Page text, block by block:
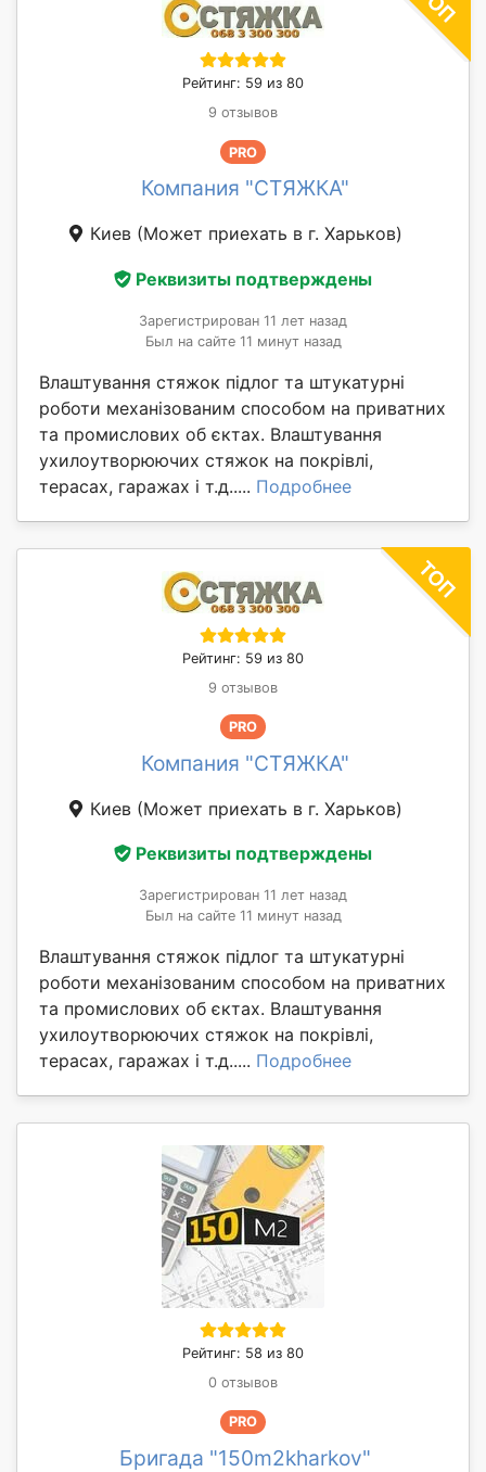
Рейтинг: 59 из 80
9 отзывов
PRO
Компания "СТЯЖКА"
Киев (Может приехать в г. Харьков)
Реквизиты подтверждены
Зарегистрирован 11 лет назад
Был на сайте 11 минут назад
Влаштування стяжок підлог та штукатурні
роботи механізованим способом на приватних
та промислових об єктах. Влаштування
ухилоутворюючих стяжок на покрівлі,
терасах, гаражах і т.д..... Подробнее
Рейтинг: 59 из 80
9 отзывов
PRO
Компания "СТЯЖКА"
Киев (Может приехать в г. Харьков)
Реквизиты подтверждены
Зарегистрирован 11 лет назад
Был на сайте 11 минут назад
Влаштування стяжок підлог та штукатурні
роботи механізованим способом на приватних
та промислових об єктах. Влаштування
ухилоутворюючих стяжок на покрівлі,
терасах, гаражах і т.д..... Подробнее
Рейтинг: 58 из 80
0 отзывов
PRO
Бригада "150m2kharkov"